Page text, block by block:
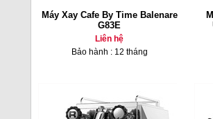
Máy Xay Cafe By Time Balenare
G83E
Liên hệ
Bảo hành : 12 tháng